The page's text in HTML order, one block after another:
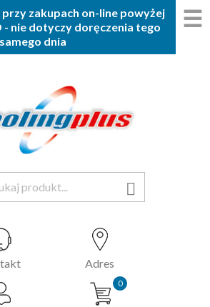
zakupach on-line powyżej
- nie dotyczy doręczenia tego
samego dnia

☰
Adres
0